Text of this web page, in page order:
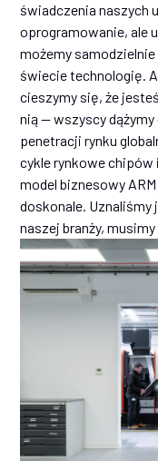
świadczenia naszych
oprogramowanie, ale
możemy
świecie technologię.
cieszymy się, że
nią — wszyscy
penetracji rynku
cykle rynkowe
model biznesowy
doskonale. Uznaliśmy
naszej branży,